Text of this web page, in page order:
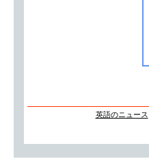
英語のニュース